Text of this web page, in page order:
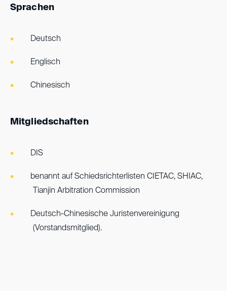
Sprachen
Deutsch
Englisch
Chinesisch
Mitgliedschaften
DIS
benannt auf Schiedsrichterlisten CIETAC, SHIAC,
Tianjin Arbitration Commission
Deutsch-Chinesische Juristenvereinigung
(Vorstandsmitglied).